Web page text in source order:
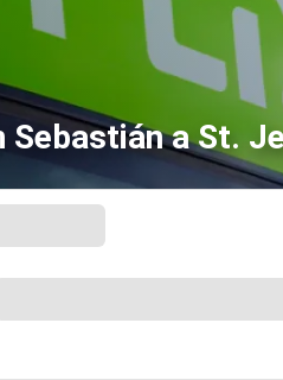
Sebastián a St.